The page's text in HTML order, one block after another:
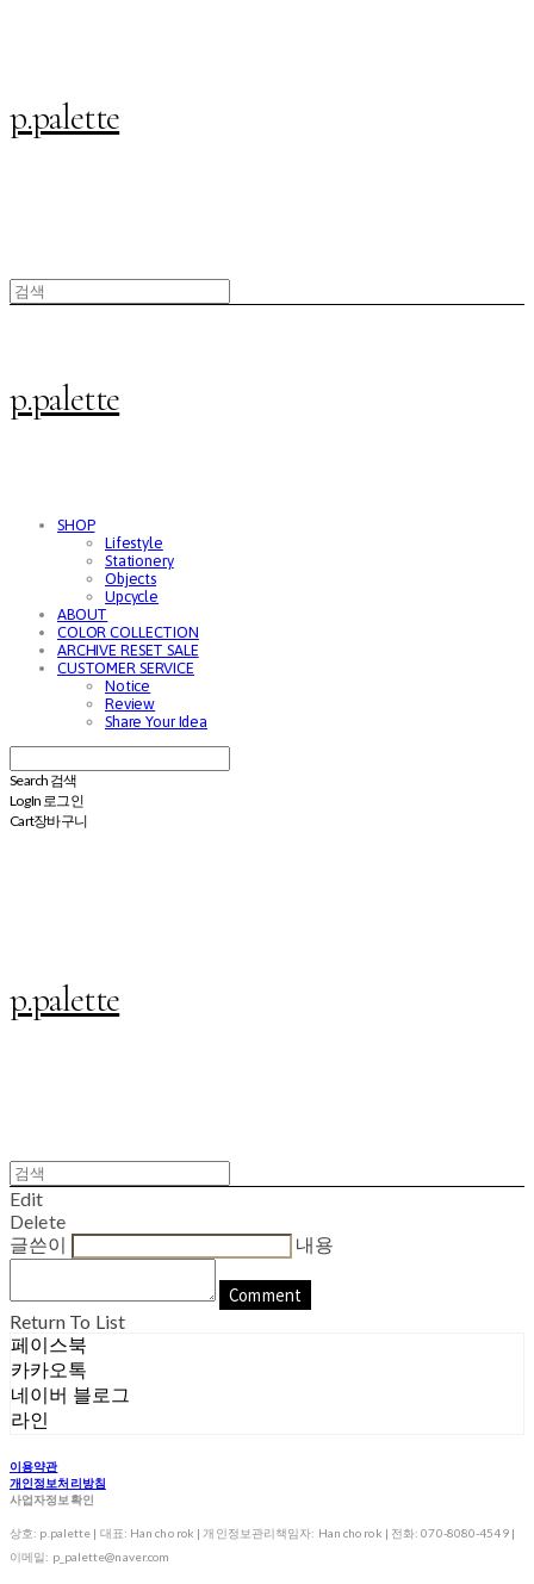
p.palette
p.palette
SHOP
Lifestyle
Stationery
Objects
Upcycle
ABOUT
COLOR COLLECTION
ARCHIVE RESET SALE
CUSTOMER SERVICE
Notice
Review
Share Your Idea
Search 검색
Log In 로그인
Cart장바구니
p.palette
Edit
Delete
글쓴이
내용
Comment
Return To List
페이스북
카카오톡
네이버 블로그
라인
이용약관
개인정보처리방침
사업자정보확인
상호: p.palette | 대표: Han cho rok | 개인정보관리책임자: Han cho rok | 전화: 070-8080-4549 |
이메일: p_palette@naver.com